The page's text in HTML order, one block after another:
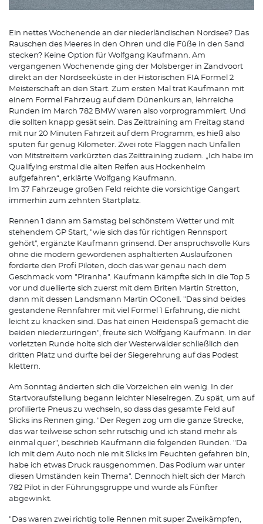
Ein nettes Wochenende an der niederländischen Nordsee? Das
Rauschen des Meeres in den Ohren und die Füße in den Sand
stecken? Keine Option für Wolfgang Kaufmann. Am
vergangenen Wochenende ging der Molsberger in Zandvoort
direkt an der Nordseeküste in der Historischen FIA Formel 2
Meisterschaft an den Start. Zum ersten Mal trat Kaufmann mit
einem Formel Fahrzeug auf dem Dünenkurs an, lehrreiche
Runden im March 782 BMW waren also vorprogrammiert. Und
die sollten knapp gesät sein. Das Zeittraining am Freitag stand
mit nur 20 Minuten Fahrzeit auf dem Programm, es hieß also
sputen für genug Kilometer. Zwei rote Flaggen nach Unfällen
von Mitstreitern verkürzten das Zeittraining zudem. „Ich habe im
Qualifying erstmal die alten Reifen aus Hockenheim
aufgefahren“, erklärte Wolfgang Kaufmann.
Im 37 Fahrzeuge großen Feld reichte die vorsichtige Gangart
immerhin zum zehnten Startplatz.
Rennen 1 dann am Samstag bei schönstem Wetter und mit
stehendem GP Start, "wie sich das für richtigen Rennsport
gehört", ergänzte Kaufmann grinsend. Der anspruchsvolle Kurs
ohne die modern gewordenen asphaltierten Auslaufzonen
forderte den Profi Piloten, doch das war genau nach dem
Geschmack vom "Piranha". Kaufmann kämpfte sich in die Top 5
vor und duellierte sich zuerst mit dem Briten Martin Stretton,
dann mit dessen Landsmann Martin O´Conell. "Das sind beides
gestandene Rennfahrer mit viel Formel 1 Erfahrung, die nicht
leicht zu knacken sind. Das hat einen Heidenspaß gemacht die
beiden niederzuringen", freute sich Wolfgang Kaufmann. In der
vorletzten Runde holte sich der Westerwälder schließlich den
dritten Platz und durfte bei der Siegerehrung auf das Podest
klettern.
Am Sonntag änderten sich die Vorzeichen ein wenig. In der
Startvoraufstellung begann leichter Nieselregen. Zu spät, um auf
profilierte Pneus zu wechseln, so dass das gesamte Feld auf
Slicks ins Rennen ging. "Der Regen zog um die ganze Strecke,
das war teilweise schon sehr rutschig und ich stand mehr als
einmal quer", beschrieb Kaufmann die folgenden Runden. "Da
ich mit dem Auto noch nie mit Slicks im Feuchten gefahren bin,
habe ich etwas Druck rausgenommen. Das Podium war unter
diesen Umständen kein Thema". Dennoch hielt sich der March
782 Pilot in der Führungsgruppe und wurde als Fünfter
abgewinkt.
"Das waren zwei richtig tolle Rennen mit super Zweikämpfen,